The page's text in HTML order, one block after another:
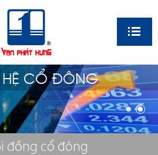
CỔ ĐÔNG
đồng cổ đông